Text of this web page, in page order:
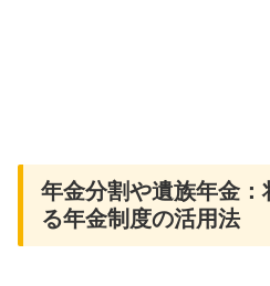
年金分割や遺族年金：
る年金制度の活用法